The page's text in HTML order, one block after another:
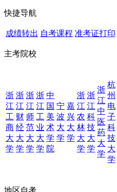
快捷导航
成绩转出 自考课程 准考证打印
主考院校
浙
江
工
商
大
学
浙
江
财
经
大
学
浙
江
师
范
大
学
浙
江
工
业
大
学
中
国
美
术
学
院
宁
波
大
学
嘉
兴
大
学
浙
江
农
林
大
学
浙
江
科
技
大
学
浙
江
中
医
药
大
学
杭
州
电
子
科
技
大
学
地区自考